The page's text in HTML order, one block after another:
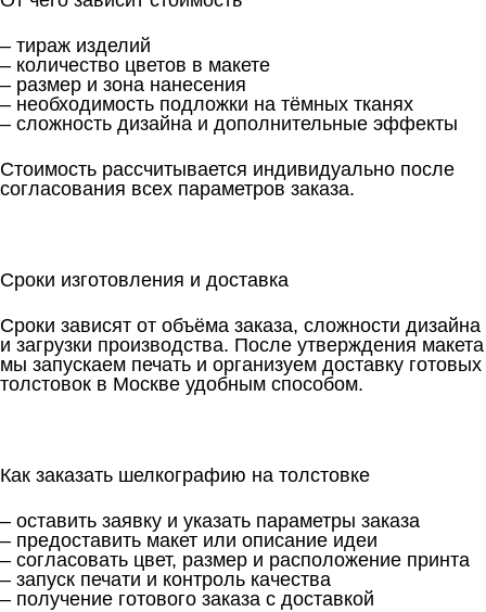
– тираж изделий
– количество цветов в макете
– размер и зона нанесения
– необходимость подложки на тёмных тканях
– сложность дизайна и дополнительные эффекты
Стоимость рассчитывается индивидуально после
согласования всех параметров заказа.
Сроки изготовления и доставка
Сроки зависят от объёма заказа, сложности дизайна
и загрузки производства. После утверждения макета
мы запускаем печать и организуем доставку готовых
толстовок в Москве удобным способом.
Как заказать шелкографию на толстовке
– оставить заявку и указать параметры заказа
– предоставить макет или описание идеи
– согласовать цвет, размер и расположение принта
– запуск печати и контроль качества
– получение готового заказа с доставкой